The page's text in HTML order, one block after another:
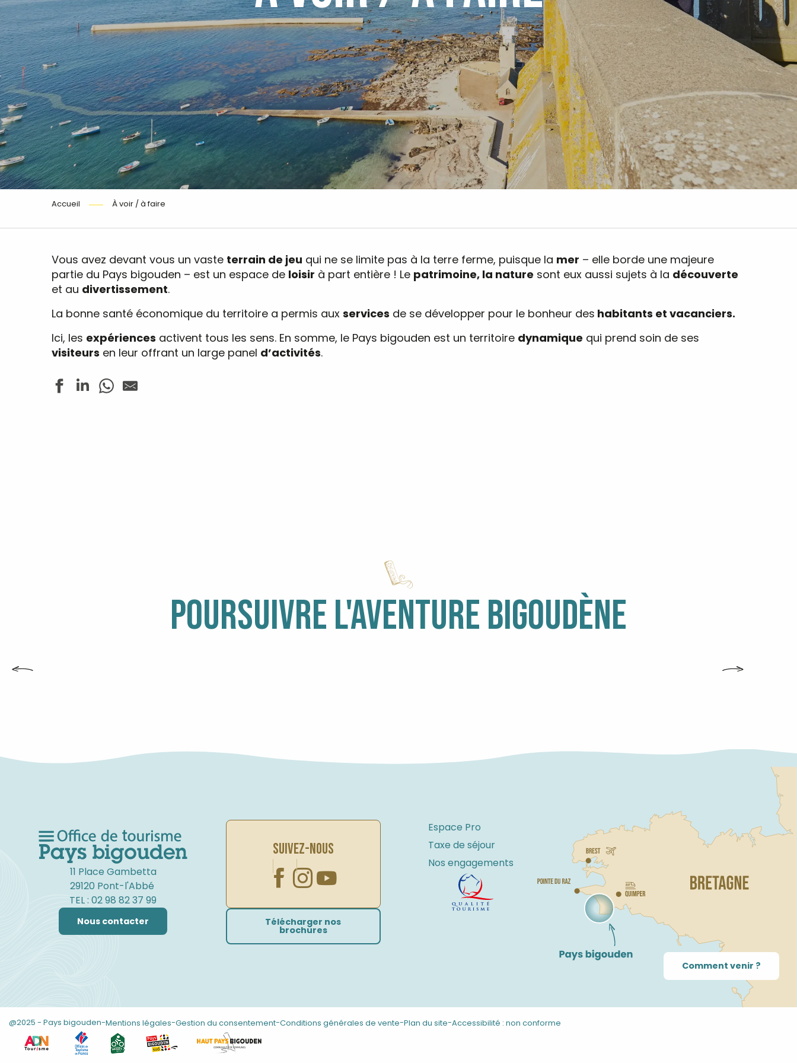
Accueil À voir / à faire
Vous avez devant vous un vaste terrain de jeu qui ne se limite pas à la terre ferme, puisque la mer – elle borde une majeure
partie du Pays bigouden – est un espace de loisir à part entière ! Le patrimoine, la nature sont eux aussi sujets à la découverte
et au divertissement.
La bonne santé économique du territoire a permis aux services de se développer pour le bonheur des habitants et vacanciers.
Ici, les expériences activent tous les sens. En somme, le Pays bigouden est un territoire dynamique qui prend soin de ses
visiteurs en leur offrant un large panel d’activités.
POURSUIVRE L'AVENTURE BIGOUDÈNE
11 Place Gambetta
29120 Pont-l'Abbé
TEL : 02 98 82 37 99
Nous contacter
SUIVEZ-NOUS
Télécharger nos
brochures
Espace Pro
Taxe de séjour
Nos engagements
Comment venir ?
@2025 - Pays bigouden-Mentions légales-Gestion du consentement-Conditions générales de vente-Plan du site-Accessibilité : non conforme